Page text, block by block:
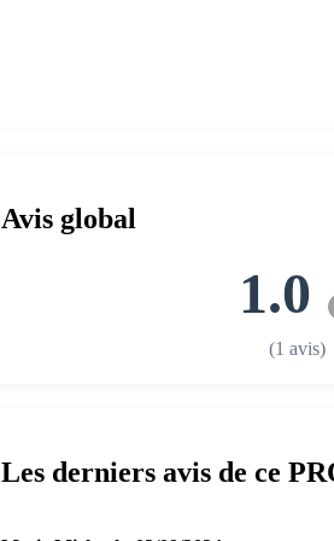
Avis global
1.0
(1 avis)
Les derniers avis de ce